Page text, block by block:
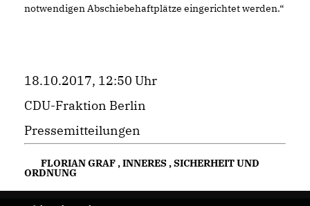
notwendigen Abschiebehaftplätze eingerichtet werden.“
18.10.2017, 12:50 Uhr
CDU-Fraktion Berlin
Pressemitteilungen
FLORIAN GRAF,INNERES ,SICHERHEIT UND
ORDNUNG